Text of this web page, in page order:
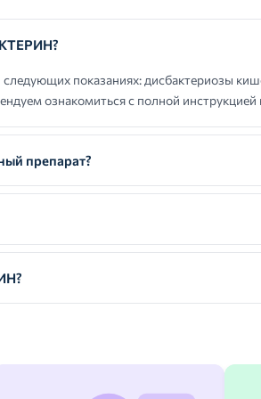
показаниях: дисбактериозы
ознакомиться с полной инструкцией
препарат?